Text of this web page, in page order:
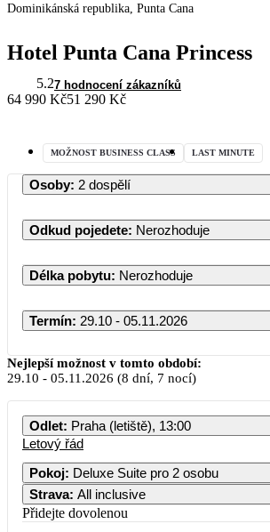
Dominikánská republika, Punta Cana
Hotel Punta Cana Princess
5.27 hodnocení zákazníků
64 990 Kč51 290 Kč
MOŽNOST BUSINESS CLASS LAST MINUTE
Osoby: 2 dospělí
Odkud pojedete: Nerozhoduje
Délka pobytu: Nerozhoduje
Termín: 29.10 - 05.11.2026
PO ÚT
Nejlepší možnost v tomto období:
29.10 - 05.11.2026 (8 dní, 7 nocí)
Odlet: Praha (letiště), 13:00
Letový řád
Pokoj: Deluxe Suite pro 2 osobu
Strava: All inclusive
Přidejte dovolenou